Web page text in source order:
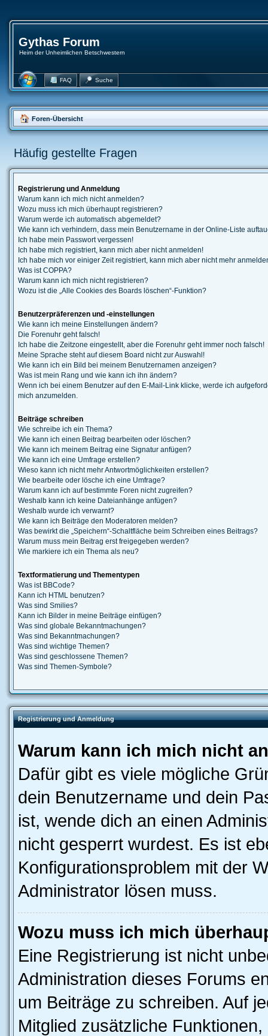
Gythas Forum
Heim der Unheimlichen Betschwestern
FAQ Suche
Foren-Übersicht
Häufig gestellte Fragen
Registrierung und Anmeldung
Warum kann ich mich nicht anmelden?
Wozu muss ich mich überhaupt registrieren?
Warum werde ich automatisch abgemeldet?
Wie kann ich verhindern, dass mein Benutzername in der Online-Liste
Ich habe mein Passwort vergessen!
Ich habe mich registriert, kann mich aber nicht anmelden!
Ich habe mich vor einiger Zeit registriert, kann mich aber nicht mehr
Was ist COPPA?
Warum kann ich mich nicht registrieren?
Wozu ist die „Alle Cookies des Boards löschen“-Funktion?
Benutzerpräferenzen und -einstellungen
Wie kann ich meine Einstellungen ändern?
Die Forenuhr geht falsch!
Ich habe die Zeitzone eingestellt, aber die Forenuhr geht immer noch falsch!
Meine Sprache steht auf diesem Board nicht zur Auswahl!
Wie kann ich ein Bild bei meinem Benutzernamen anzeigen?
Was ist mein Rang und wie kann ich ihn ändern?
Wenn ich bei einem Benutzer auf den E-Mail-Link klicke, werde ich
mich anzumelden.
Beiträge schreiben
Wie schreibe ich ein Thema?
Wie kann ich einen Beitrag bearbeiten oder löschen?
Wie kann ich meinem Beitrag eine Signatur anfügen?
Wie kann ich eine Umfrage erstellen?
Wieso kann ich nicht mehr Antwortmöglichkeiten erstellen?
Wie bearbeite oder lösche ich eine Umfrage?
Warum kann ich auf bestimmte Foren nicht zugreifen?
Weshalb kann ich keine Dateianhänge anfügen?
Weshalb wurde ich verwarnt?
Wie kann ich Beiträge den Moderatoren melden?
Was bewirkt die „Speichern“-Schaltfläche beim Schreiben eines Beitrags?
Warum muss mein Beitrag erst freigegeben werden?
Wie markiere ich ein Thema als neu?
Textformatierung und Thementypen
Was ist BBCode?
Kann ich HTML benutzen?
Was sind Smilies?
Kann ich Bilder in meine Beiträge einfügen?
Was sind globale Bekanntmachungen?
Was sind Bekanntmachungen?
Was sind wichtige Themen?
Was sind geschlossene Themen?
Was sind Themen-Symbole?
Registrierung und Anmeldung
Warum kann ich mich nicht
Dafür gibt es viele mögliche
dein Benutzername und dein
ist, wende dich an einen
nicht gesperrt wurdest. Es ist
Konfigurationsproblem mit der
Administrator lösen muss.
Wozu muss ich mich
Eine Registrierung ist nicht
Administration dieses Forums
um Beiträge zu schreiben. Auf
Mitglied zusätzliche